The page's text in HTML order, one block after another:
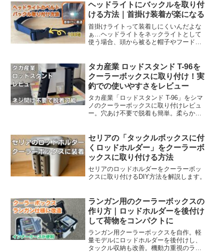
ヘッドライトにバックルを取り付
ける方法｜首掛け装着が楽になる
首掛けライトって装着しにくいんだよな
ぁ…ヘッドライトをネックライトとして
使う場合、頭から被ると帽子やフードが
外とストレスです。そこでおすすめなの
が、ベルトにバックルを取...
タカ産業 ロッドスタンド T-96を
クーラーボックスに取り付け！実
釣での使いやすさをレビュー
タカ産業「ロッドスタンド T-96」をシマ
ノのクーラーボックスに取り付けレビュ
ー。穴あけ不要で脱着も簡単。柔らか素
セリアの「タックルボックスに付
くロッドホルダー」をクーラーボ
ックスに取り付ける方法
セリアのロッドホルダーをクーラーボッ
クスに取り付けるDIY方法を解説します。
ランガン用のクーラーボックスの
作り方｜ロッドホルダーを後付け
して荷物をコンパクトに
ランガン用クーラーボックスを自作。軽
量モデルにロッドホルダーを後付けし、
タックル収納も改善。機動力重視のラン